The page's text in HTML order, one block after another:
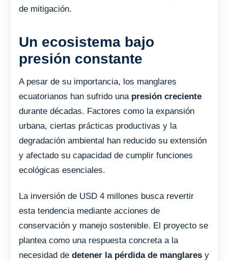
de mitigación.
Un ecosistema bajo
presión constante
A pesar de su importancia, los manglares
ecuatorianos han sufrido una presión creciente
durante décadas. Factores como la expansión
urbana, ciertas prácticas productivas y la
degradación ambiental han reducido su extensión
y afectado su capacidad de cumplir funciones
ecológicas esenciales.
La inversión de USD 4 millones busca revertir
esta tendencia mediante acciones de
conservación y manejo sostenible. El proyecto se
plantea como una respuesta concreta a la
necesidad de detener la pérdida de manglares y